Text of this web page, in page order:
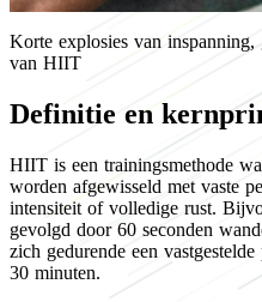
Korte explosies van
van HIIT
Definitie en
HIIT is een trainingsmethode
worden afgewisseld met vaste
intensiteit of volledige rust.
gevolgd door 60 seconden
zich gedurende een
30 minuten.